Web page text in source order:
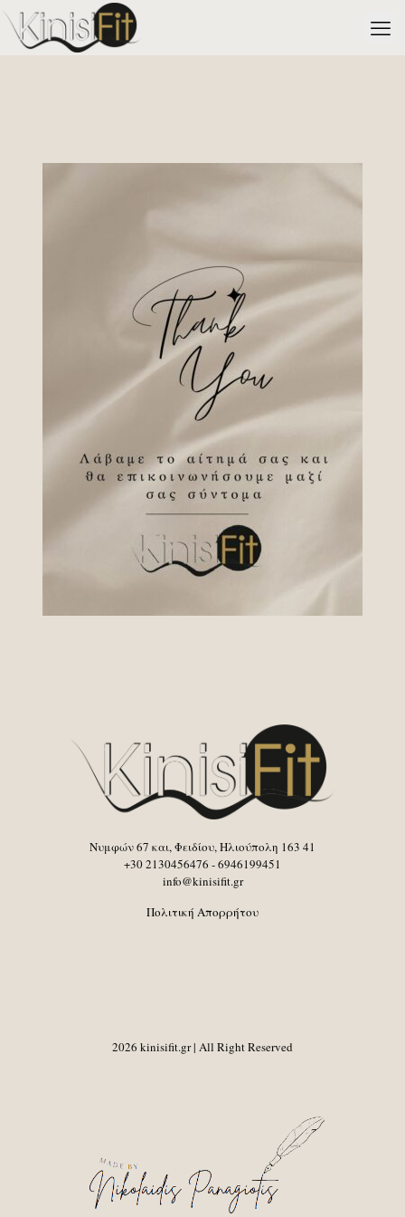
Νυμφών 67 και, Φειδίου, Ηλιούπολη 163 41
+30 2130456476 - 6946199451
info@kinisifit.gr
Πολιτική Απορρήτου
2026 kinisifit.gr | All Right Reserved